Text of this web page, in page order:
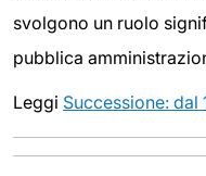
svolgono un ruolo
pubblica
Leggi Successione: dal